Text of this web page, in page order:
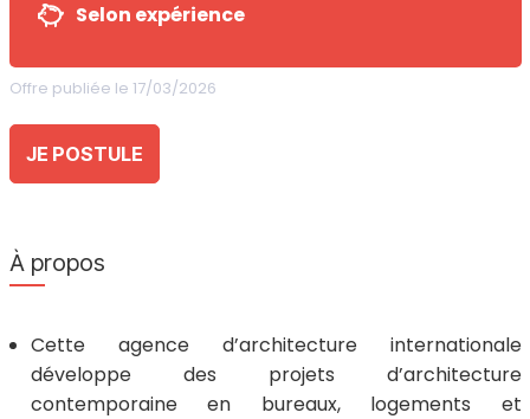
Selon expérience
Offre publiée le 17/03/2026
JE POSTULE
À propos
Cette agence d’architecture internationale
développe des projets d’architecture
contemporaine en bureaux, logements et